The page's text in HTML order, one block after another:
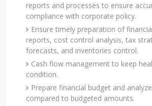
reports and processes to ensure
compliance with corporate policy.
Ensure timely preparation of
reports, cost control analysis, tax
forecasts, and inventories control.
Cash flow management to keep
condition.
Prepare financial budget and
compared to budgeted amounts.